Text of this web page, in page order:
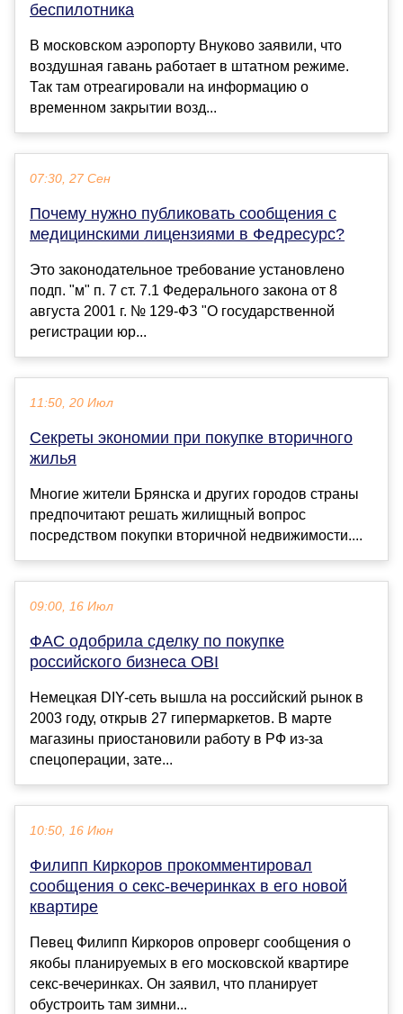
беспилотника
В московском аэропорту Внуково заявили, что
воздушная гавань работает в штатном режиме.
Так там отреагировали на информацию о
временном закрытии возд...
07:30, 27 Сен
Почему нужно публиковать сообщения с
медицинскими лицензиями в Федресурс?
Это законодательное требование установлено
подп. "м" п. 7 ст. 7.1 Федерального закона от 8
августа 2001 г. № 129-ФЗ "О государственной
регистрации юр...
11:50, 20 Июл
Секреты экономии при покупке вторичного
жилья
Многие жители Брянска и других городов страны
предпочитают решать жилищный вопрос
посредством покупки вторичной недвижимости....
09:00, 16 Июл
ФАС одобрила сделку по покупке
российского бизнеса OBI
Немецкая DIY-сеть вышла на российский рынок в
2003 году, открыв 27 гипермаркетов. В марте
магазины приостановили работу в РФ из-за
спецоперации, зате...
10:50, 16 Июн
Филипп Киркоров прокомментировал
сообщения о секс-вечеринках в его новой
квартире
Певец Филипп Киркоров опроверг сообщения о
якобы планируемых в его московской квартире
секс-вечеринках. Он заявил, что планирует
обустроить там зимни...